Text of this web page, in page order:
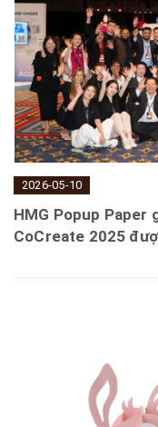
2026-05-10
HMG Popup Paper
CoCreate 2025